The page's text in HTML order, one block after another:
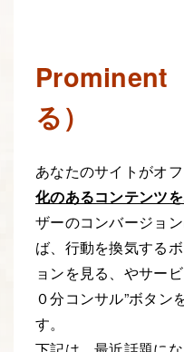
Prominent
る）
あなたのサイトがオ
化のあるコンテンツ
ザーのコンバージョ
ば、行動を換気する
ョンを見る、やサー
０分コンサル”ボタン
す。